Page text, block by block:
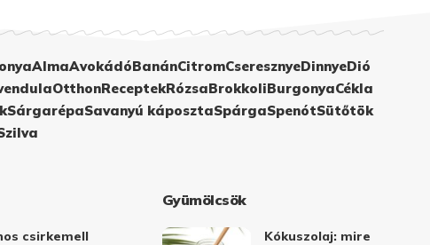
AlmaAvokádóBanánCitromCseresznyeDinnyeDió
OtthonReceptekRózsaBrokkoliBurgonyaCékla
SárgarépaSavanyú káposztaSpárgaSpenótSütőtök
csirkemell
Gyümölcsök
Kókuszolaj: mire